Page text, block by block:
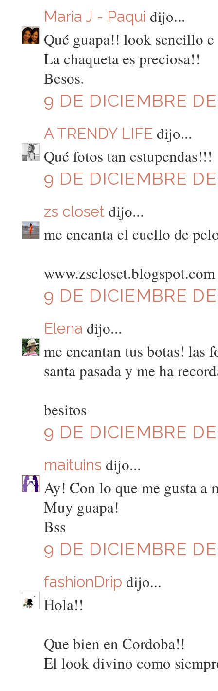
Maria J - Paqui dijo...
Qué guapa!! look sencillo
La chaqueta es preciosa!!
Besos.
9 DE DICIEMBRE
A TRENDY LIFE dijo...
Qué fotos tan estupendas!!!
9 DE DICIEMBRE
zs closet dijo...
me encanta el cuello de
www.zscloset.blogspot.com
9 DE DICIEMBRE
Elena dijo...
me encantan tus botas! las
santa pasada y me ha
besitos
9 DE DICIEMBRE
maituins dijo...
Ay! Con lo que me gusta a
Muy guapa!
Bss
9 DE DICIEMBRE
fashionDrip dijo...
Hola!!
Que bien en Cordoba!!
El look divino como